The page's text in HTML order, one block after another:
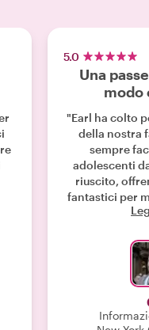
5.0
Una
modo
"Earl ha colto
della nostra
sempre
adolescenti
riuscito,
fantastici per me
super
suggerite da
ottimi
prossimi